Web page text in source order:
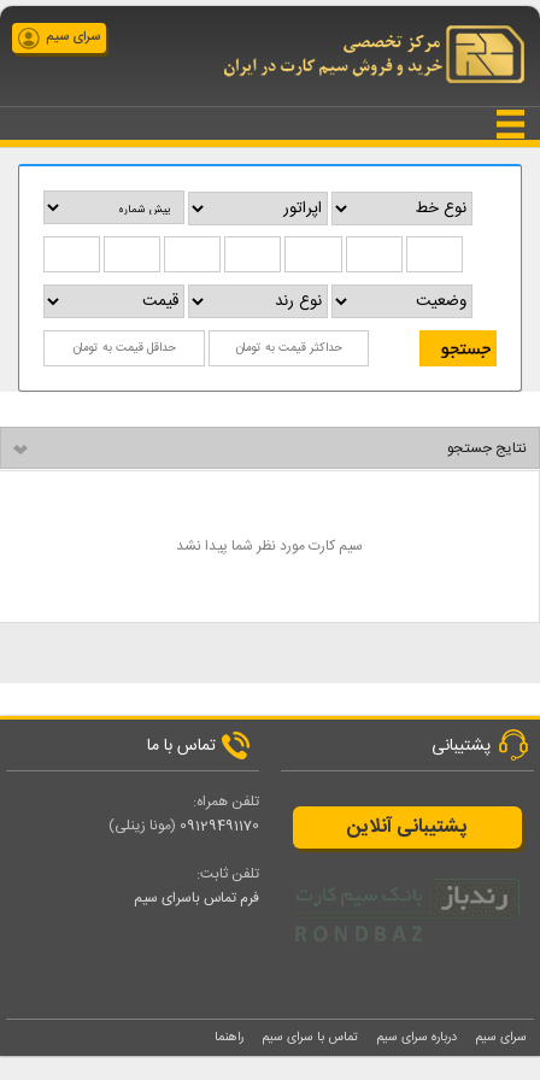
سرای سیم
نتایج جستجو
سیم کارت مورد نظر شما پیدا نشد
پشتیبانی
پشتیبانی آنلاین
تماس با ما
تلفن همراه:
09129491170 (مونا زینلی)
تلفن ثابت:
فرم تماس باسرای سیم
سرای سیم درباره سرای سیم تماس با سرای سیم راهنما